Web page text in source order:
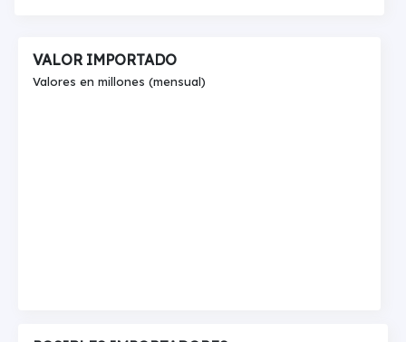
VALOR IMPORTADO
Valores en millones (mensual)